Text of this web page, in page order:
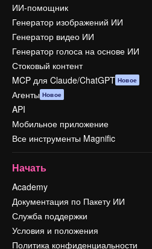
ИИ-помощник
Генератор изображений ИИ
Генератор видео ИИ
Генератор голоса на основе ИИ
Стоковый контент
MCP для Claude/ChatGPT Новое
Агенты Новое
API
Мобильное приложение
Все инструменты Magnific
Начать
Academy
Документация по Пакету ИИ
Служба поддержки
Условия и положения
Политика конфиденциальности